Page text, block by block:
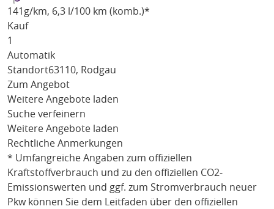
141 g/km, 6,3 l/100 km (komb.)*
Kauf
1
Automatik
Standort63110, Rodgau
Zum Angebot
Weitere Angebote laden
Suche verfeinern
Weitere Angebote laden
Rechtliche Anmerkungen
* Umfangreiche Angaben zum offiziellen
Kraftstoffverbrauch und zu den offiziellen CO2-
Emissionswerten und ggf. zum Stromverbrauch neuer
Pkw können Sie dem Leitfaden über den offiziellen